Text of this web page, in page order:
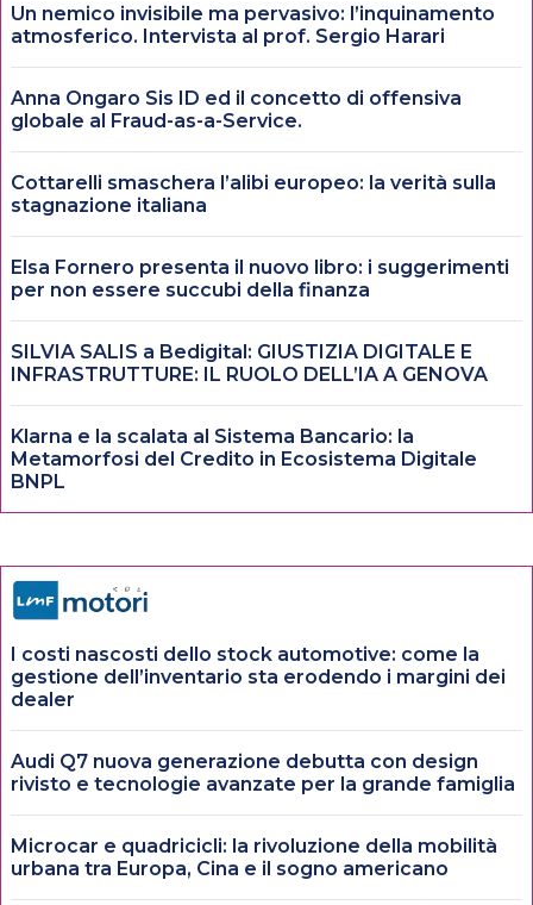
Un nemico invisibile ma pervasivo: l’inquinamento
atmosferico. Intervista al prof. Sergio Harari
Anna Ongaro Sis ID ed il concetto di offensiva
globale al Fraud-as-a-Service.
Cottarelli smaschera l’alibi europeo: la verità sulla
stagnazione italiana
Elsa Fornero presenta il nuovo libro: i suggerimenti
per non essere succubi della finanza
SILVIA SALIS a Bedigital: GIUSTIZIA DIGITALE E
INFRASTRUTTURE: IL RUOLO DELL’IA A GENOVA
Klarna e la scalata al Sistema Bancario: la
Metamorfosi del Credito in Ecosistema Digitale
BNPL
I costi nascosti dello stock automotive: come la
gestione dell’inventario sta erodendo i margini dei
dealer
Audi Q7 nuova generazione debutta con design
rivisto e tecnologie avanzate per la grande famiglia
Microcar e quadricicli: la rivoluzione della mobilità
urbana tra Europa, Cina e il sogno americano